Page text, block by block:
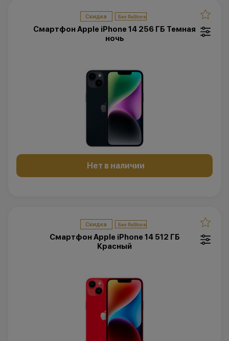
Скидка
Смартфон Apple iPhone 14 256 ГБ Темная
ночь
Нет в наличии
Скидка
Смартфон Apple iPhone 14 512 ГБ
Красный